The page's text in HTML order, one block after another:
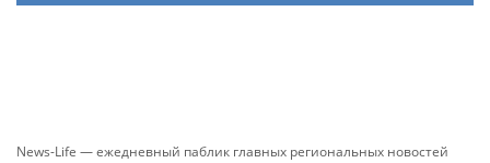
News-Life — ежедневный паблик главных региональных новостей